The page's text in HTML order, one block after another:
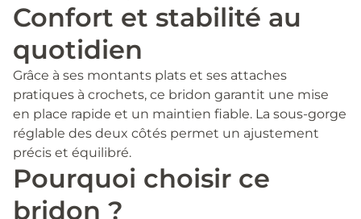
Confort et stabilité au
quotidien
Grâce à ses montants plats et ses attaches
pratiques à crochets, ce bridon garantit une mise
en place rapide et un maintien fiable. La sous-gorge
réglable des deux côtés permet un ajustement
précis et équilibré.
Pourquoi choisir ce
bridon ?